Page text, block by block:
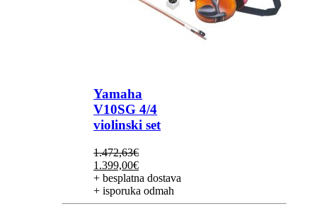
Yamaha
V10SG 4/4
violinski set
1.472,63€
Izvorna
cijena
bila
je:
1.399,00€Trenutna
cijena
je:
1.399,00€.
+ besplatna dostava
+ isporuka odmah